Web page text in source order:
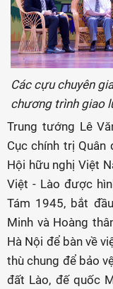
Các cựu chuyên
chương trình giao
Trung tướng Lê
Cục chính trị Quân
Hội hữu nghị Việt
Việt - Lào được
Tám 1945, bắt
Minh và Hoàng
Hà Nội để bàn về
thù chung để bảo
đất Lào, đế quốc